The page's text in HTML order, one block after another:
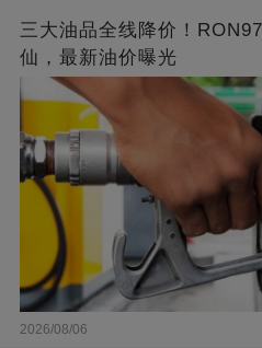
三大油品全线降价！
仙，最新油价曝光
2026/08/06